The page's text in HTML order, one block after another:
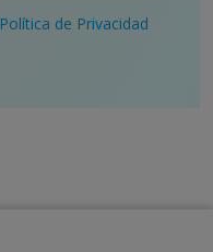
Política de Privacidad